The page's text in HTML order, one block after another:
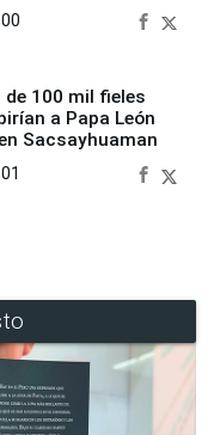
de 100 mil fieles
a Papa León
Sacsayhuaman